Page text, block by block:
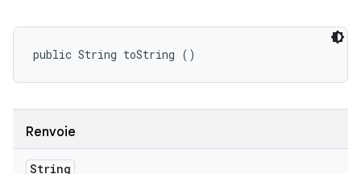
public String toString ()
Renvoie
String